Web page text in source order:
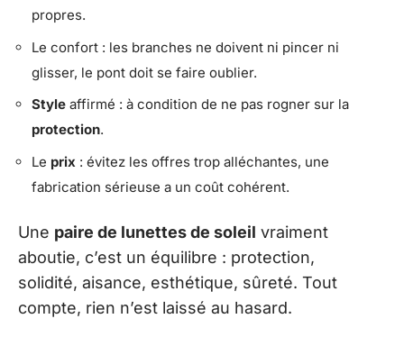
propres.
Le confort : les branches ne doivent ni pincer ni
glisser, le pont doit se faire oublier.
Style affirmé : à condition de ne pas rogner sur la
protection.
Le prix : évitez les offres trop alléchantes, une
fabrication sérieuse a un coût cohérent.
Une paire de lunettes de soleil vraiment
aboutie, c’est un équilibre : protection,
solidité, aisance, esthétique, sûreté. Tout
compte, rien n’est laissé au hasard.